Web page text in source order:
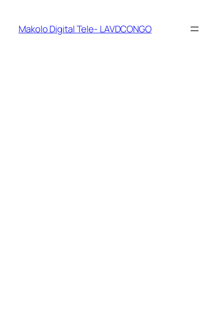
Makolo Digital Tele- LAVDCONGO